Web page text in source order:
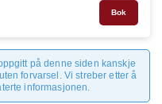
Bok
på denne siden kanskje
forvarsel. Vi streber etter å
informasjonen.